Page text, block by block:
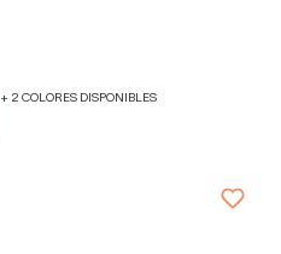
+ 2 COLORES DISPONIBLES